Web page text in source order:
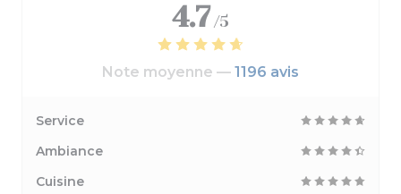
4.7 /5
Note moyenne — 1196 avis
Service
Ambiance
Cuisine